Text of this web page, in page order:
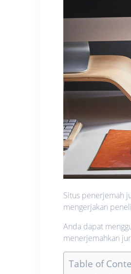
Situs penerjemah
mengerjakan
Anda dapat
menerjemahkan
Table of